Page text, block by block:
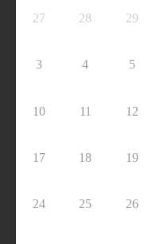
27 28 29
3 4 5
10 11 12
17 18 19
24 25 26